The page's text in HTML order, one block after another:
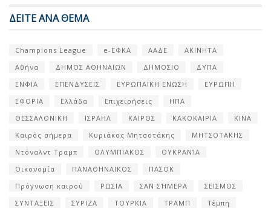
ΔΕΙΤΕ ΑΝΑ ΘΕΜΑ
Champions League e-ΕΦΚΑ ΑΑΔΕ
ΑΚΙΝΗΤΑ
Αθήνα
ΔΗΜΟΣ ΑΘΗΝΑΙΩΝ ΔΗΜΟΣΙΟ
ΔΥΠΑ
ΕΝΦΙΑ
ΕΠΕΝΔΥΣΕΙΣ ΕΥΡΩΠΑΪΚΗ ΕΝΩΣΗ
ΕΥΡΩΠΗ
ΕΦΟΡΙΑ
Ελλάδα Επιχειρήσεις
ΗΠΑ
ΘΕΣΣΑΛΟΝΙΚΗ
ΙΣΡΑΗΛ ΚΑΙΡΟΣ ΚΑΚΟΚΑΙΡΙΑ
ΚΙΝΑ
Καιρός σήμερα
Κυριάκος Μητσοτάκης
ΜΗΤΣΟΤΑΚΗΣ
Ντόναλντ Τραμπ
ΟΛΥΜΠΙΑΚΟΣ
ΟΥΚΡΑΝΊΑ
Οικονομία
ΠΑΝΑΘΗΝΑΙΚΟΣ
ΠΑΣΟΚ
Πρόγνωση καιρού
ΡΩΣΙΑ ΣΑΝ ΣΉΜΕΡΑ
ΣΕΙΣΜΟΣ
ΣΥΝΤΑΞΕΙΣ
ΣΥΡΙΖΑ ΤΟΥΡΚΙΑ ΤΡΑΜΠ
Τέμπη